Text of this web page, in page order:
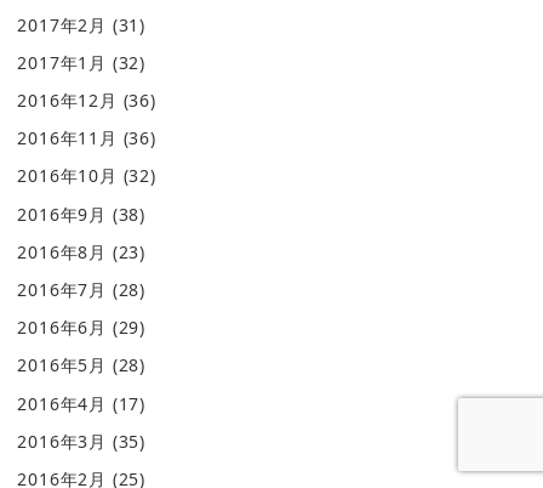
2017年2月 (31)
2017年1月 (32)
2016年12月 (36)
2016年11月 (36)
2016年10月 (32)
2016年9月 (38)
2016年8月 (23)
2016年7月 (28)
2016年6月 (29)
2016年5月 (28)
2016年4月 (17)
2016年3月 (35)
2016年2月 (25)